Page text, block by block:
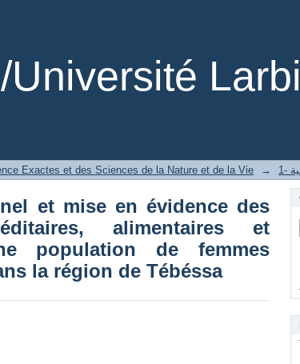
et mise en évidence
chez une
la région de Tébéssa
Exactes et des Sciences de la Nature et de la Vie →
et mise en évidence des
alimentaires et
population de femmes
la région de Tébéssa